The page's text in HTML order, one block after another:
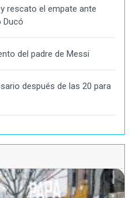
rescato el empate ante
Ducó
del padre de Messi
después de las 20 para